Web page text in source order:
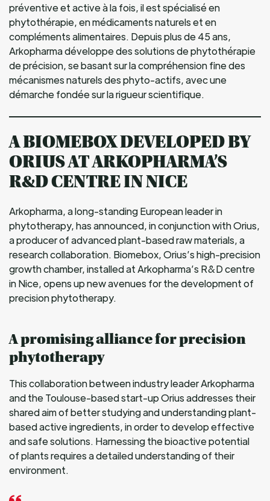
préventive et active à la fois, il est spécialisé en
phytothérapie, en médicaments naturels et en
compléments alimentaires. Depuis plus de 45 ans,
Arkopharma développe des solutions de phytothérapie
de précision, se basant sur la compréhension fine des
mécanismes naturels des phyto-actifs, avec une
démarche fondée sur la rigueur scientifique.
A BIOMEBOX DEVELOPED BY
ORIUS AT ARKOPHARMA’S
R&D CENTRE IN NICE
Arkopharma, a long-standing European leader in
phytotherapy, has announced, in conjunction with Orius,
a producer of advanced plant-based raw materials, a
research collaboration. Biomebox, Orius’s high-precision
growth chamber, installed at Arkopharma’s R&D centre
in Nice, opens up new avenues for the development of
precision phytotherapy.
A promising alliance for precision
phytotherapy
This collaboration between industry leader Arkopharma
and the Toulouse-based start-up Orius addresses their
shared aim of better studying and understanding plant-
based active ingredients, in order to develop effective
and safe solutions. Harnessing the bioactive potential
of plants requires a detailed understanding of their
environment.